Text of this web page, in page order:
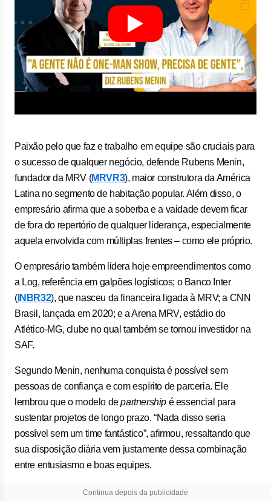
Paixão pelo que faz e trabalho em equipe são cruciais para
o sucesso de qualquer negócio, defende Rubens Menin,
fundador da MRV (MRVR3), maior construtora da América
Latina no segmento de habitação popular. Além disso, o
empresário afirma que a soberba e a vaidade devem ficar
de fora do repertório de qualquer liderança, especialmente
aquela envolvida com múltiplas frentes – como ele próprio.
O empresário também lidera hoje empreendimentos como
a Log, referência em galpões logísticos; o Banco Inter
(INBR32), que nasceu da financeira ligada à MRV; a CNN
Brasil, lançada em 2020; e a Arena MRV, estádio do
Atlético-MG, clube no qual também se tornou investidor na
SAF.
Segundo Menin, nenhuma conquista é possível sem
pessoas de confiança e com espírito de parceria. Ele
lembrou que o modelo departnership é essencial para
sustentar projetos de longo prazo. “Nada disso seria
possível sem um time fantástico”, afirmou, ressaltando que
sua disposição diária vem justamente dessa combinação
entre entusiasmo e boas equipes.
Continua depois da publicidade